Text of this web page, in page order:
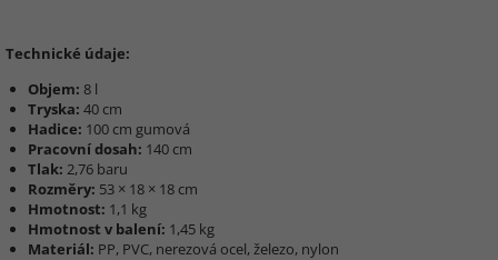
Technické údaje:
Objem: 8 l
Tryska: 40 cm
Hadice: 100 cm gumová
Pracovní dosah: 140 cm
Tlak: 2,76 baru
Rozměry: 53 × 18 × 18 cm
Hmotnost: 1,1 kg
Hmotnost v balení: 1,45 kg
Materiál: PP, PVC, nerezová ocel, železo, nylon